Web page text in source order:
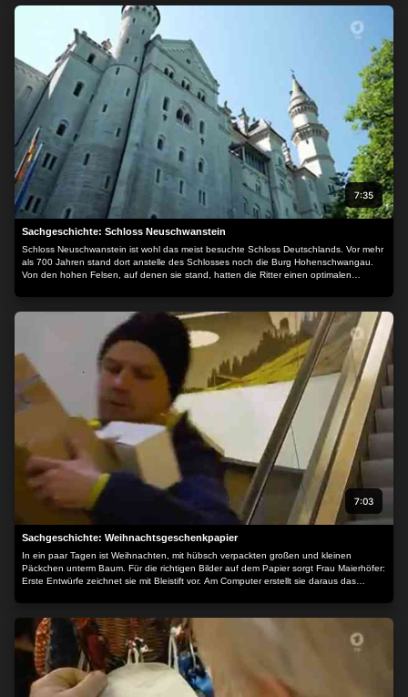
Schokolade zu verbrauchen? Zum Beispiel, wenn Johannes es sich gemütlich macht
und rumliegt oder wenn er rennt, eine Kissenschlacht macht oder Rad fährt…
7:35
Sachgeschichte: Schloss Neuschwanstein
Schloss Neuschwanstein ist wohl das meist besuchte Schloss Deutschlands. Vor mehr
als 700 Jahren stand dort anstelle des Schlosses noch die Burg Hohenschwangau.
Von den hohen Felsen, auf denen sie stand, hatten die Ritter einen optimalen
der junge bayrische König Ludwig II. von einem majestätischen Schloss und gab es
so, wie er es sich vorstellte, in Auftrag. Siham erzählt die Geschichte des Schlosses
und warum es Ähnlichkeit mit einer mittelalterlichen Burg hat.
7:03
Sachgeschichte: Weihnachtsgeschenkpapier
In ein paar Tagen ist Weihnachten, mit hübsch verpackten großen und kleinen
Päckchen unterm Baum. Für die richtigen Bilder auf dem Papier sorgt Frau Maierhöfer:
Erste Entwürfe zeichnet sie mit Bleistift vor. Am Computer erstellt sie daraus das
Druckmaschinen.